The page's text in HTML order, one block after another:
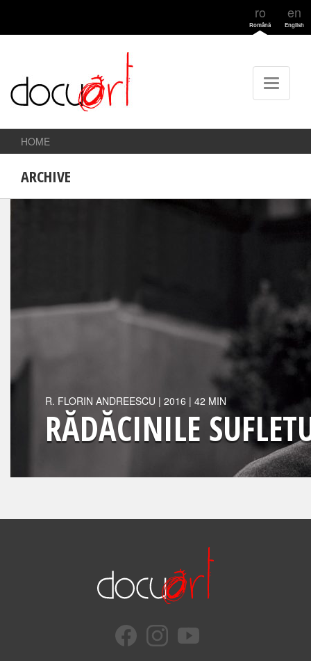
ro
Română
en
English
HOME
ARCHIVE
R. FLORIN ANDREESCU | 2016 | 42 MIN
RĂDĂCINILE